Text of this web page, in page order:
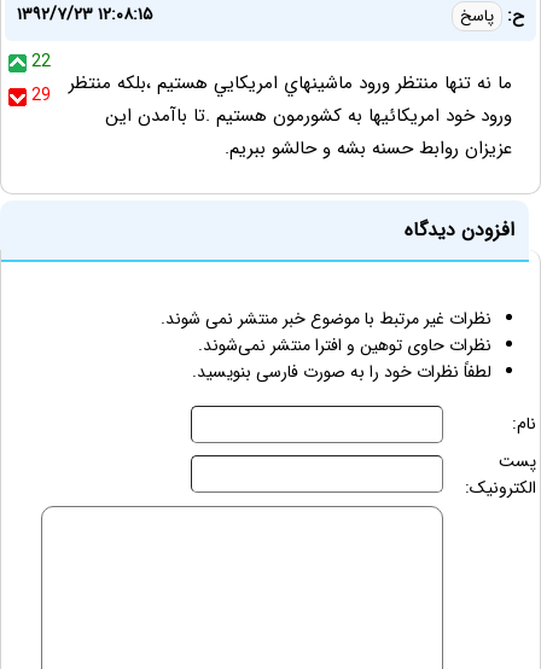
ح: پاسخ
۱۳۹۲/۷/۲۳ ۱۲:۰۸:۱۵
22
29
ما نه تنها منتظر ورود ماشينهاي امريکايي هستيم ،بلکه منتظر
ورود خود امريکائيها به کشورمون هستيم .تا باآمدن اين
عزيزان روابط حسنه بشه و حالشو ببريم.
افزودن دیدگاه
نظرات غیر مرتبط با موضوع خبر منتشر نمی شوند.
نظرات حاوی توهین و افترا منتشر نمی‌شوند.
لطفاً نظرات خود را به صورت فارسی بنویسید.
نام:
پست
الکترونیک: